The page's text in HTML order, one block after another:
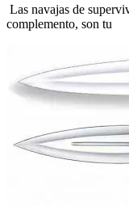
Las navajas de
complemento, son tu